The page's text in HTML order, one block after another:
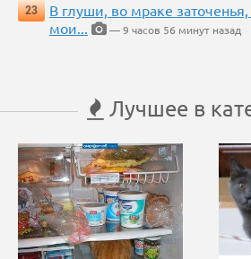
23
В глуши, во мраке
мои...
— 9 часов 56 минут назад
Лучшее в